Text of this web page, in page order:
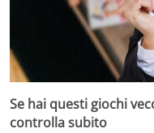
Se hai questi giochi
controlla subito